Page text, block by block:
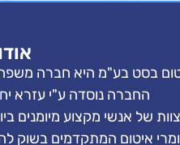
בסט בע"מ היא חברה
החברה נוסדה ע"י עזרא
של אנשי מקצוע מיומנים
איטום המתקדמים בשוק